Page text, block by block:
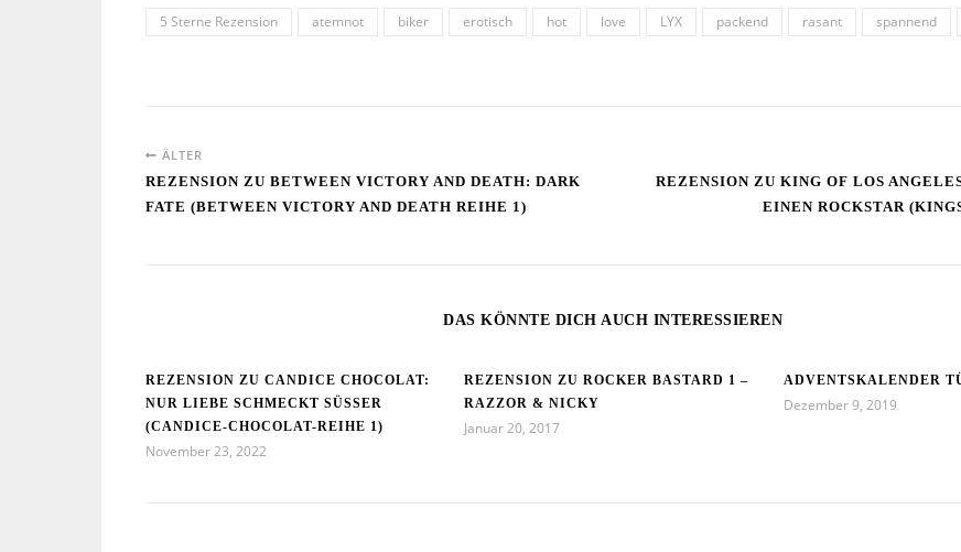
5 Sterne Rezension atemnot biker erotisch hot love LYX packend rasant spannend
ÄLTER
REZENSION ZU BETWEEN VICTORY AND DEATH: DARK
FATE (BETWEEN VICTORY AND DEATH REIHE 1)
REZENSION ZU KING OF LOS
EINEN ROCKSTAR
DAS KÖNNTE DICH AUCH INTERESSIEREN
REZENSION ZU CANDICE CHOCOLAT:
NUR LIEBE SCHMECKT SÜSSER (
CANDICE-CHOCOLAT-REIHE 1)
November 23, 2022
REZENSION ZU ROCKER BASTARD 1 –
RAZZOR & NICKY
Januar 20, 2017
ADVENTSKALENDER
Dezember 9, 2019